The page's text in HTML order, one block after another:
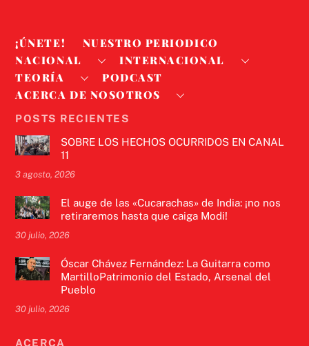
¡ÚNETE!
NUESTRO PERIODICO
NACIONAL
INTERNACIONAL
TEORÍA
PODCAST
ACERCA DE NOSOTROS
POSTS RECIENTES
SOBRE LOS HECHOS OCURRIDOS EN CANAL
11
3 agosto, 2026
El auge de las «Cucarachas» de India: ¡no nos
retiraremos hasta que caiga Modi!
30 julio, 2026
Óscar Chávez Fernández: La Guitarra como
MartilloPatrimonio del Estado, Arsenal del
Pueblo
30 julio, 2026
ACERCA